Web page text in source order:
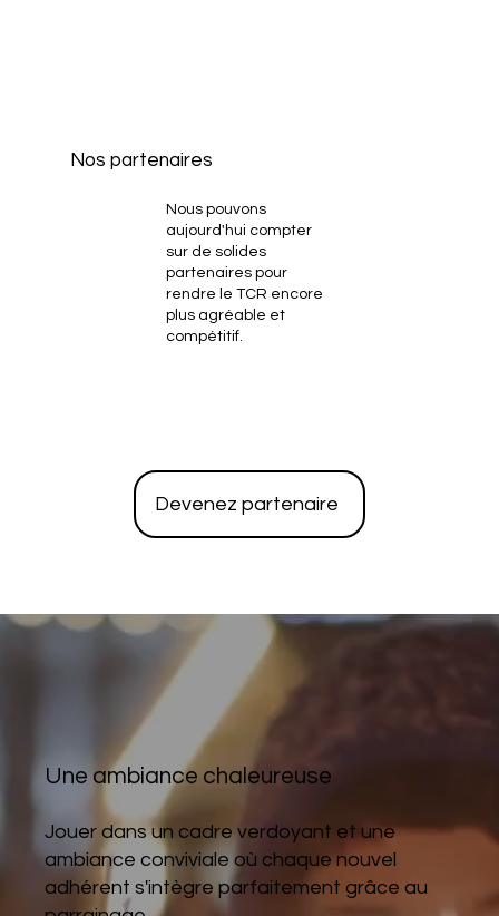
Une ambiance chaleureuse
Jouer dans un cadre verdoyant et une
ambiance conviviale où chaque nouvel
adhérent s'intègre parfaitement grâce au
Nos partenaires
Nous pouvons
aujourd'hui compter
sur de solides
partenaires pour
rendre le TCR encore
plus agréable et
compétitif.
Devenez partenaire